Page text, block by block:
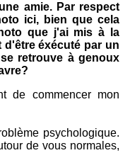
amie. Par respect
ici, bien que cela
que j'ai mis à la
éxécuté par un
retrouve à genoux
de commencer mon
psychologique.
de vous normales,